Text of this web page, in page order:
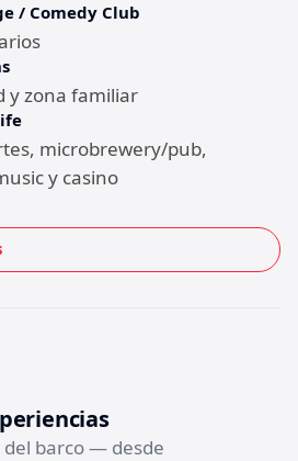
/ Comedy Club
y zona familiar
microbrewery/pub,
y casino
del barco — desde